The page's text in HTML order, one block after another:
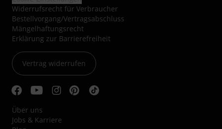
Widerrufsrecht für Verbraucher
Bestellvorgang/Vertragsabschluss
Mängelhaftungsrecht
Erklärung zur Barrierefreiheit
Vertrag widerrufen
Über uns
Jobs & Karriere